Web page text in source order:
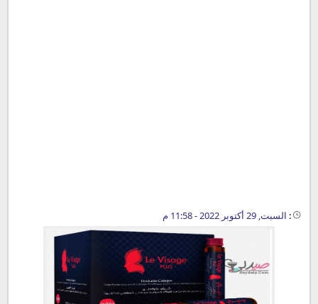
: السبت, 29 أكتوبر 2022 - 11:58 م